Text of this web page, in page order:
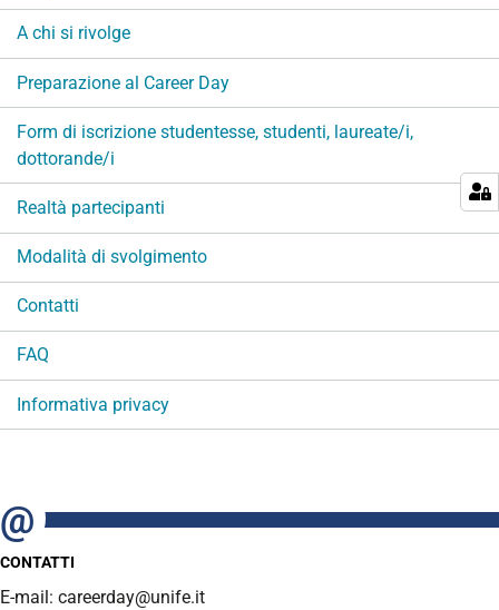
i
n
A chi si rivolge
Preparazione al Career Day
Form di iscrizione studentesse, studenti, laureate/i,
dottorande/i
Realtà partecipanti
Modalità di svolgimento
Contatti
FAQ
Informativa privacy
CONTATTI
E-mail: careerday@unife.it